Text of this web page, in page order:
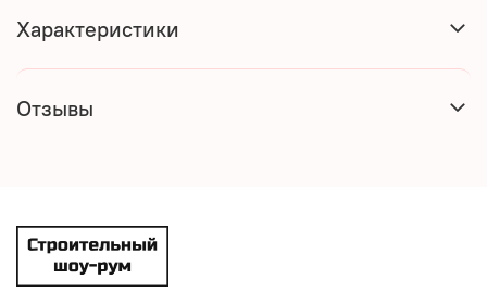
Характеристики
Отзывы